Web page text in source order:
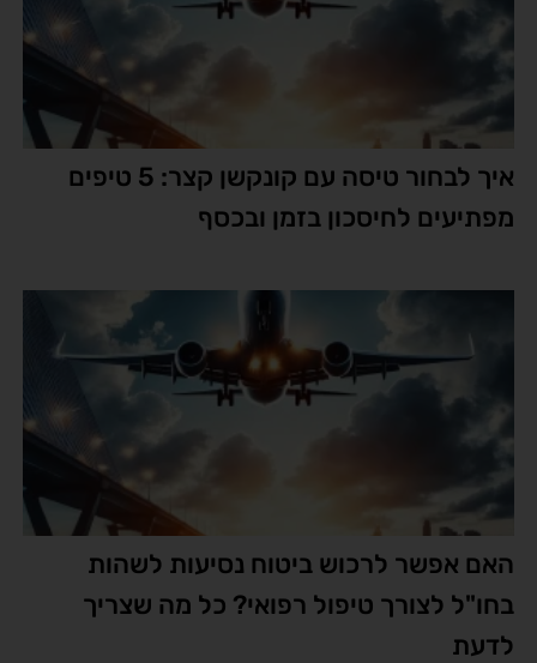
איך לבחור טיסה עם קונקשן קצר: 5 טיפים
מפתיעים לחיסכון בזמן ובכסף
האם אפשר לרכוש ביטוח נסיעות לשהות
בחו"ל לצורך טיפול רפואי? כל מה שצריך
לדעת